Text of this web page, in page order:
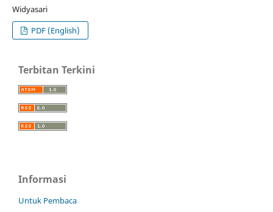
Widyasari
PDF (English)
Terbitan Terkini
Informasi
Untuk Pembaca